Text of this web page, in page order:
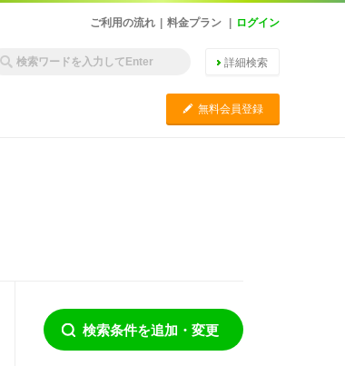
ご利用の流れ 料金プラン ログイン
詳細検索
C 無料会員登録
検索条件を追加・変更